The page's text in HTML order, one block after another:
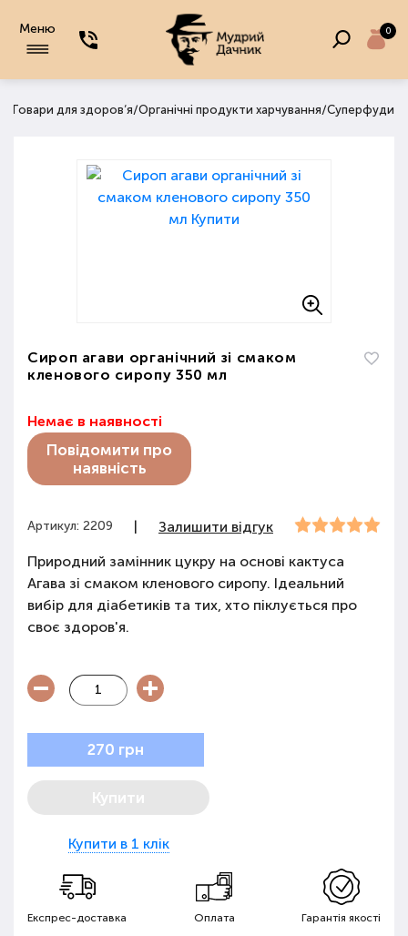
Меню 0
Товари для здоров‘я/Органічні продукти харчування/Суперфуди
Сироп агави органічний зі смаком
кленового сиропу 350 мл
Немає в наявності
Повідомити про
наявність
Артикул: 2209 |
Залишити відгук
Природний замінник цукру на основі кактуса
Агава зі смаком кленового сиропу. Ідеальний
вибір для діабетиків та тих, хто піклується про
своє здоров'я.
270 грн
Купити
Купити в 1 клік
Експрес-доставка Оплата Гарантія якості